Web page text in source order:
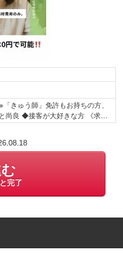
きゅう師」免許もお持ちの方、
◆接客が大好きな方 《求め
完了